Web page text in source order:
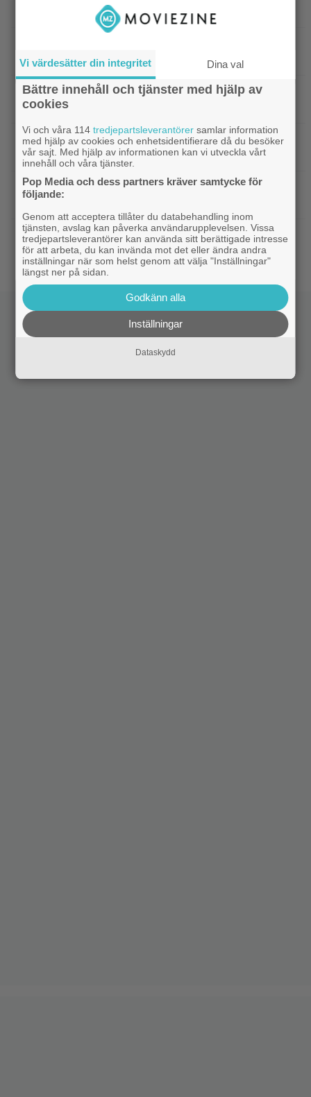
filmer – om lönen är hög nog
Robert Langdon-skådis
HBO Max|”Gilmore Girls” fyller 25 år –
återvänder med ny dokumentär
Quiz |Filmquiz: 25 år av klassiker – vad minns du
om filmåret 2001?
Netflix|Netflix har lagt ned David Finchers
amerikanska ”Squid Game”-spinoff
Kommande filmer|När kommer ”Michael 2”?
Lionsgate-chefen har ett svar
Vi värdesätter din integritet Dina val
Bättre innehåll och tjänster med hjälp av
cookies
Vi och våra 114tredjepartsleverantörer samlar information
med hjälp av cookies och enhetsidentifierare då du besöker
vår sajt. Med hjälp av informationen kan vi utveckla vårt
innehåll och våra tjänster.
Pop Media och dess partners kräver samtycke för
följande:
Genom att acceptera tillåter du databehandling inom
tjänsten, avslag kan påverka användarupplevelsen. Vissa
tredjepartsleverantörer kan använda sitt berättigade intresse
för att arbeta, du kan invända mot det eller ändra andra
inställningar när som helst genom att välja "Inställningar"
längst ner på sidan.
Godkänn alla
Inställningar
Dataskydd